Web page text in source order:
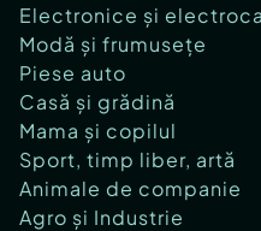
Electronice și
Modă și frumusețe
Piese auto
Casă și grădină
Mama și copilul
Sport, timp liber, artă
Animale de companie
Agro și Industrie